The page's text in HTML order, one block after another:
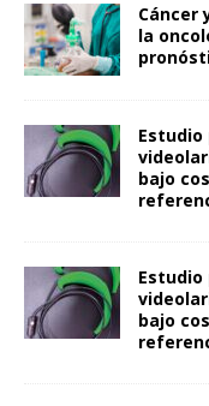
Cáncer
la
bajo
bajo